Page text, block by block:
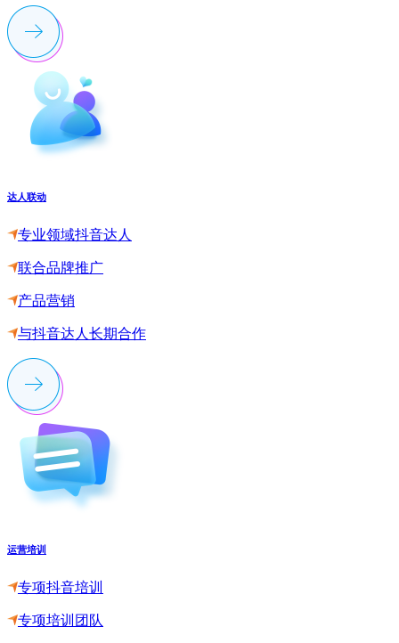
达人联动
专业领域抖音达人
联合品牌推广
产品营销
与抖音达人长期合作
运营培训
专项抖音培训
专项培训团队